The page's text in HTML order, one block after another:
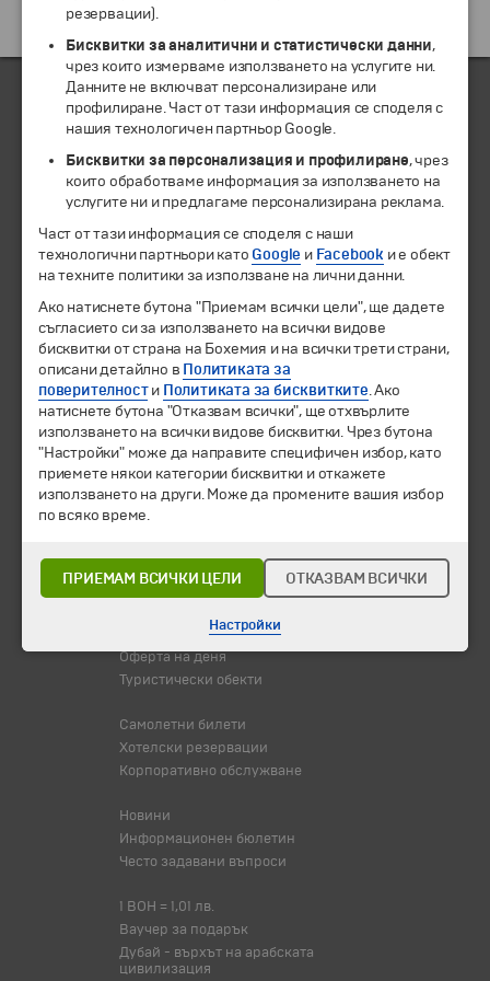
Екскурзии и почивки до Северна Македония »
ЧЛЕН НА
© 1994-2026 Бохемия ООД.Всички права запазени.
Екскурзии и почивки
Направления
Календар
Всички програми от А до Я
Потвърдени дати
Оферта на деня
Туристически обекти
Самолетни билети
Хотелски резервации
Корпоративно обслужване
Новини
Информационен бюлетин
Често задавани въпроси
1 BOH = 1,01 лв.
Ваучер за подарък
Дубай - върхът на арабската
цивилизация
резервации).
Бисквитки за аналитични и статистически данни,
чрез които измерваме използването на услугите ни.
Данните не включват персонализиране или
профилиране. Част от тази информация се споделя с
нашия технологичен партньор Google.
Бисквитки за персонализация и профилиране, чрез
които обработваме информация за използването на
услугите ни и предлагаме персонализирана реклама.
Част от тази информация се споделя с наши
технологични партньори като Google и Facebook и е обект
на техните политики за използване на лични данни.
Ако натиснете бутона "Приемам всички цели", ще дадете
съгласието си за използването на всички видове
бисквитки от страна на Бохемия и на всички трети страни,
описани детайлно в Политиката за
поверителности Политиката за бисквитките. Ако
натиснете бутона "Отказвам всички", ще отхвърлите
използването на всички видове бисквитки. Чрез бутона
"Настройки" може да направите специфичен избор, като
приемете някои категории бисквитки и откажете
използването на други. Може да промените вашия избор
по всяко време.
ПРИЕМАМ ВСИЧКИ ЦЕЛИ ОТКАЗВАМ ВСИЧКИ
Настройки